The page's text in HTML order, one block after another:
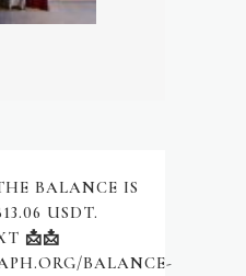
BALANCE IS
USDT.
📩📩
BALANCE-